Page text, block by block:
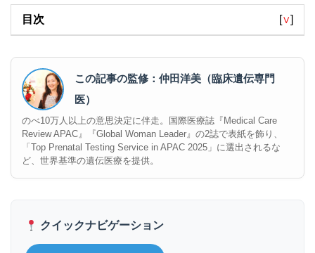
目次 [∨]
この記事の監修：仲田洋美（臨床遺伝専門
医）
のべ10万人以上の意思決定に伴走。国際医療誌『Medical Care
Review APAC』『Global Woman Leader』の2誌で表紙を飾り、
「Top Prenatal Testing Service in APAC 2025」に選出されるな
ど、世界基準の遺伝医療を提供。
クイックナビゲーション